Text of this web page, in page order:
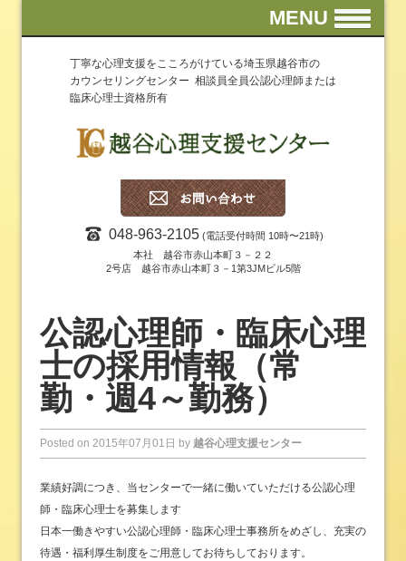
MENU
丁寧な心理支援をこころがけている埼玉県越谷市の
カウンセリングセンター 相談員全員公認心理師または
臨床心理士資格所有
048-963-2105 (電話受付時間 10時〜21時)
本社 越谷市赤山本町３－２２
2号店 越谷市赤山本町３－1第3JMビル5階
公認心理師・臨床心理
士の採用情報（常
勤・週4～勤務）
Posted on 2015年07月01日 by 越谷心理支援センター
業績好調につき、当センターで一緒に働いていただける公認心理
師・臨床心理士を募集します
日本一働きやすい公認心理師・臨床心理士事務所をめざし、充実の
待遇・福利厚生制度をご用意してお待ちしております。